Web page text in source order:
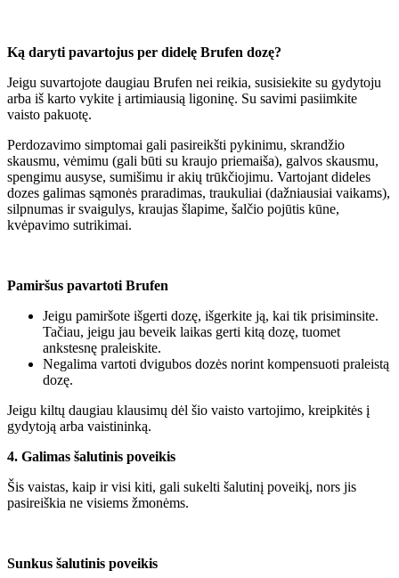
Ką daryti pavartojus per didelę Brufen dozę?
Jeigu suvartojote daugiau Brufen nei reikia, susisiekite su gydytoju
arba iš karto vykite į artimiausią ligoninę. Su savimi pasiimkite
vaisto pakuotę.
Perdozavimo simptomai gali pasireikšti pykinimu, skrandžio
skausmu, vėmimu (gali būti su kraujo priemaiša), galvos skausmu,
spengimu ausyse, sumišimu ir akių trūkčiojimu. Vartojant dideles
dozes galimas sąmonės praradimas, traukuliai (dažniausiai vaikams),
silpnumas ir svaigulys, kraujas šlapime, šalčio pojūtis kūne,
kvėpavimo sutrikimai.
Pamiršus pavartoti Brufen
Jeigu pamiršote išgerti dozę, išgerkite ją, kai tik prisiminsite.
Tačiau, jeigu jau beveik laikas gerti kitą dozę, tuomet
ankstesnę praleiskite.
Negalima vartoti dvigubos dozės norint kompensuoti praleistą
dozę.
Jeigu kiltų daugiau klausimų dėl šio vaisto vartojimo, kreipkitės į
gydytoją arba vaistininką.
4. Galimas šalutinis poveikis
Šis vaistas, kaip ir visi kiti, gali sukelti šalutinį poveikį, nors jis
pasireiškia ne visiems žmonėms.
Sunkus šalutinis poveikis